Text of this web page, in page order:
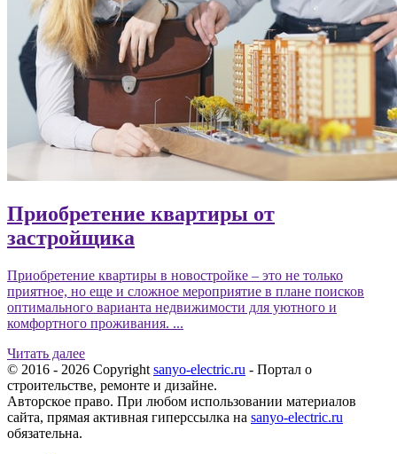
Приобретение квартиры от
застройщика
Приобретение квартиры в новостройке – это не только
приятное, но еще и сложное мероприятие в плане поисков
оптимального варианта недвижимости для уютного и
комфортного проживания. ...
Читать далее
© 2016 - 2026 Copyright sanyo-electric.ru - Портал о
строительстве, ремонте и дизайне.
Авторское право. При любом использовании материалов
сайта, прямая активная гиперссылка на sanyo-electric.ru
обязательна.